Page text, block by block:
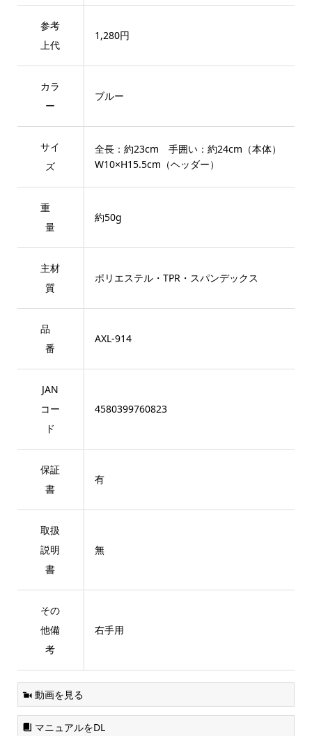
参考
上代
1,280円
カラ
ー
ブルー
サイ
ズ
全長：約23cm 手囲い：約24cm（本体）
W10×H15.5cm（ヘッダー）
重
量
約50g
主材
質
ポリエステル・TPR・スパンデックス
品
番
AXL-914
JAN
コー
ド
4580399760823
保証
書
有
取扱
説明
書
無
その
他備
考
右手用
動画を見る
マニュアルをDL